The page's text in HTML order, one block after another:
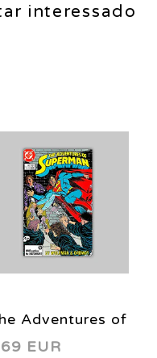
interessado
Adventures of
433
EUR